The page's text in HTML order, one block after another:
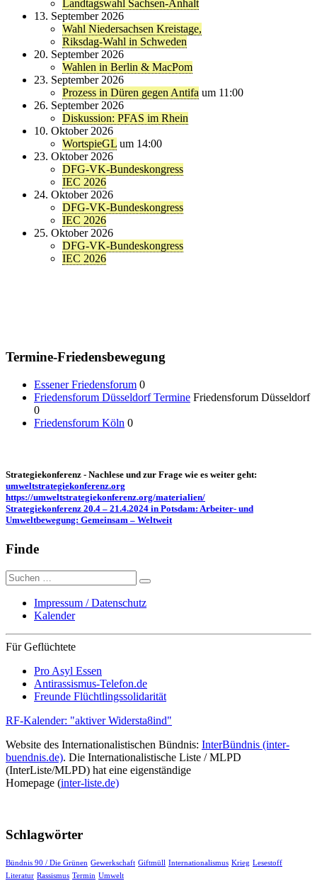
Landtagswahl Sachsen-Anhalt
13. September 2026
Wahl Niedersachsen Kreistage,
Riksdag-Wahl in Schweden
20. September 2026
Wahlen in Berlin & MacPom
23. September 2026
Prozess in Düren gegen Antifa um 11:00
26. September 2026
Diskussion: PFAS im Rhein
10. Oktober 2026
WortspieGL um 14:00
23. Oktober 2026
DFG-VK-Bundeskongress
IEC 2026
24. Oktober 2026
DFG-VK-Bundeskongress
IEC 2026
25. Oktober 2026
DFG-VK-Bundeskongress
IEC 2026
Termine-Friedensbewegung
Essener Friedensforum 0
Friedensforum Düsseldorf Termine Friedensforum Düsseldorf
0
Friedensforum Köln 0
Strategiekonferenz - Nachlese und zur Frage wie es weiter geht:
umweltstrategiekonferenz.org
https://umweltstrategiekonferenz.org/materialien/
Strategiekonferenz 20.4 – 21.4.2024 in Potsdam: Arbeiter- und
Umweltbewegung: Gemeinsam – Weltweit
Finde
Suche
nach:
Impressum / Datenschutz
Kalender
Für Geflüchtete
Pro Asyl Essen
Antirassismus-Telefon.de
Freunde Flüchtlingssolidarität
RF-Kalender: "aktiver Widersta8ind"
Website des Internationalistischen Bündnis: InterBündnis (inter-
buendnis.de). Die Internationalistische Liste / MLPD
(InterListe/MLPD) hat eine eigenständige
Homepage (inter-liste.de)
Schlagwörter
Bündnis 90 / Die Grünen Gewerkschaft Giftmüll Internationalismus Krieg Lesestoff
Literatur Rassismus Termin Umwelt